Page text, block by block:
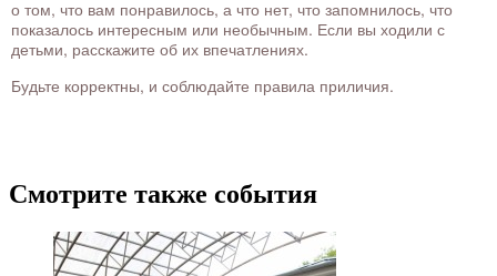
о том, что вам понравилось, а что нет, что запомнилось, что
показалось интересным или необычным. Если вы ходили с
детьми, расскажите об их впечатлениях.
Будьте корректны, и соблюдайте правила приличия.
Смотрите также события